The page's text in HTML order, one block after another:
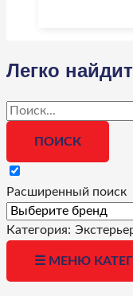
Легко
Расширенный поиск
Категория:
☰ МЕНЮ